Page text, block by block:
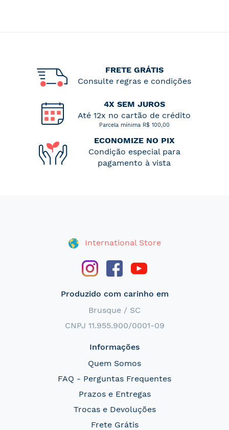
FRETE GRÁTIS
Consulte regras e condições
4X SEM JUROS
Até 12x no cartão de crédito
Parcela mínima R$ 100,00
ECONOMIZE NO PIX
Condição especial para
pagamento à vista
International Store
Produzido com carinho em
Brusque / SC
CNPJ 11.955.900/0001-09
Informações
Quem Somos
FAQ - Perguntas Frequentes
Prazos e Entregas
Trocas e Devoluções
Frete Grátis